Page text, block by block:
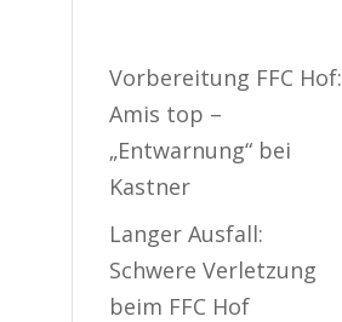
Vorbereitung FFC Hof:
Amis top –
„Entwarnung“ bei
Kastner
Langer Ausfall:
Schwere Verletzung
beim FFC Hof